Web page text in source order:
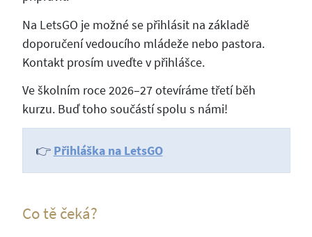
Na LetsGO je možné se přihlásit na základě
doporučení vedoucího mládeže nebo pastora.
Kontakt prosím uveďte v přihlášce.
Ve školním roce 2026–27 otevíráme třetí běh
kurzu. Buď toho součástí spolu s námi!
👉 Přihláška na LetsGO
Co tě čeká?